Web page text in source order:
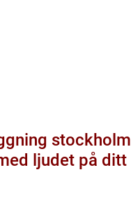
stockholm
ljudet på ditt